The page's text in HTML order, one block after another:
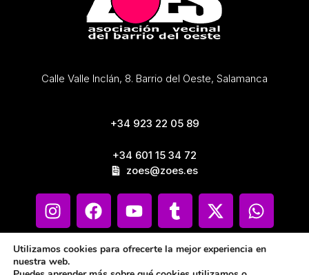
Calle Valle Inclán, 8. Barrio del Oeste, Salamanca
+34 923 22 05 89
+34 601 15 34 72
zoes@zoes.es
Utilizamos cookies para ofrecerte la mejor experiencia en
nuestra web.